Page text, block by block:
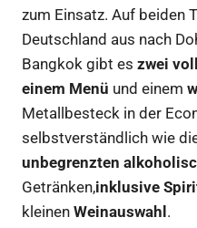
zum Einsatz. Auf beiden
Deutschland aus nach
Bangkok gibt es zwei
einem Menü und einem
Metallbesteck in der
selbstverständlich wie
unbegrenzten
Getränken,inklusive
kleinen Weinauswahl.